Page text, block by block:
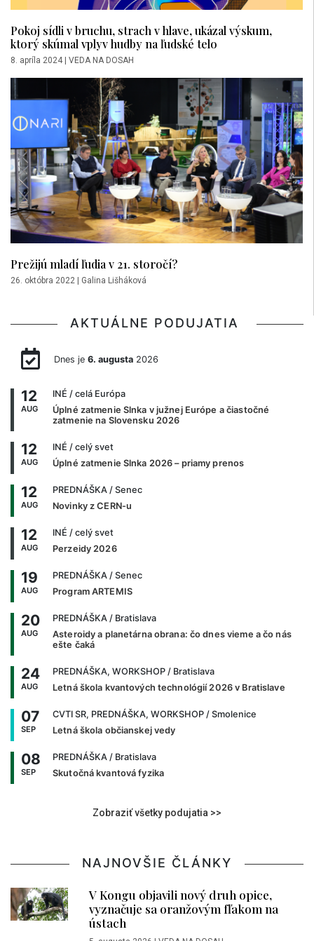
Pokoj sídli v bruchu, strach v hlave, ukázal výskum,
ktorý skúmal vplyv hudby na ľudské telo
8. apríla 2024 VEDA NA DOSAH
Prežijú mladí ľudia v 21. storočí?
26. októbra 2022 Galina Lišháková
AKTUÁLNE PODUJATIA
Dnes je 6. augusta2026
12
AUG
INÉ / celá Európa
Úplné zatmenie Slnka v južnej Európe a čiastočné
zatmenie na Slovensku 2026
12
AUG
INÉ / celý svet
Úplné zatmenie Slnka 2026 – priamy prenos
12
AUG
PREDNÁŠKA / Senec
Novinky z CERN-u
12
AUG
INÉ / celý svet
Perzeidy 2026
19
AUG
PREDNÁŠKA / Senec
Program ARTEMIS
20
AUG
PREDNÁŠKA / Bratislava
Asteroidy a planetárna obrana: čo dnes vieme a čo nás
ešte čaká
24
AUG
PREDNÁŠKA, WORKSHOP / Bratislava
Letná škola kvantových technológií 2026 v Bratislave
07
SEP
CVTI SR, PREDNÁŠKA, WORKSHOP / Smolenice
Letná škola občianskej vedy
08
SEP
PREDNÁŠKA / Bratislava
Skutočná kvantová fyzika
Zobraziť všetky podujatia >>
NAJNOVŠIE ČLÁNKY
V Kongu objavili nový druh opice,
vyznačuje sa oranžovým fľakom na
ústach